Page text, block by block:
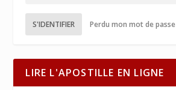
S'IDENTIFIER Perdu mon mot de passe
LIRE L'APOSTILLE EN LIGNE